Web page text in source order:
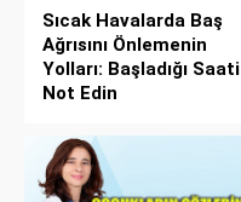
Sıcak Havalarda Baş
Ağrısını Önlemenin
Yolları: Başladığı Saati
Not Edin